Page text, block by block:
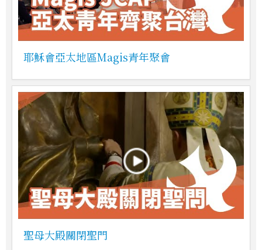
耶穌會亞太地區Magis青年聚會
聖母大殿關閉聖門